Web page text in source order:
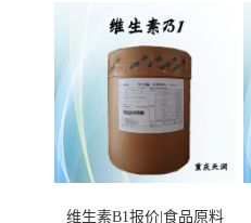
维生素B1报价|食品原料